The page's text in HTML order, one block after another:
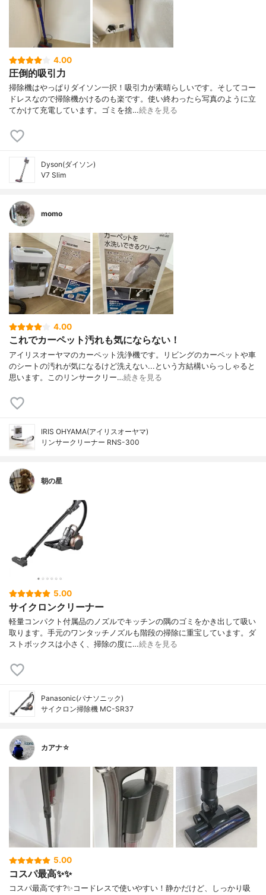
4.00
圧倒的吸引力
掃除機はやっぱりダイソン一択！吸引力が素晴らしいです。そしてコー
ドレスなので掃除機かけるのも楽です。使い終わったら写真のように立
てかけて充電しています。ゴミを捨…続きを見る
Dyson(ダイソン)
V7 Slim
momo
4.00
これでカーペット汚れも気にならない！
アイリスオーヤマのカーペット洗浄機です。リビングのカーペットや車
のシートの汚れが気になるけど洗えない...という方結構いらっしゃると
思います。このリンサークリー…続きを見る
IRIS OHYAMA(アイリスオーヤマ)
リンサークリーナー RNS-300
朝の星
5.00
サイクロンクリーナー
軽量コンパクト付属品のノズルでキッチンの隅のゴミをかき出して吸い
取ります。手元のワンタッチノズルも階段の掃除に重宝しています。ダ
ストボックスは小さく、掃除の度に…続きを見る
Panasonic(パナソニック)
サイクロン掃除機 MC-SR37
カアナ☆
5.00
コスパ最高✨✨
コスパ最高です?✨コードレスで使いやすい！静かだけど、しっかり吸